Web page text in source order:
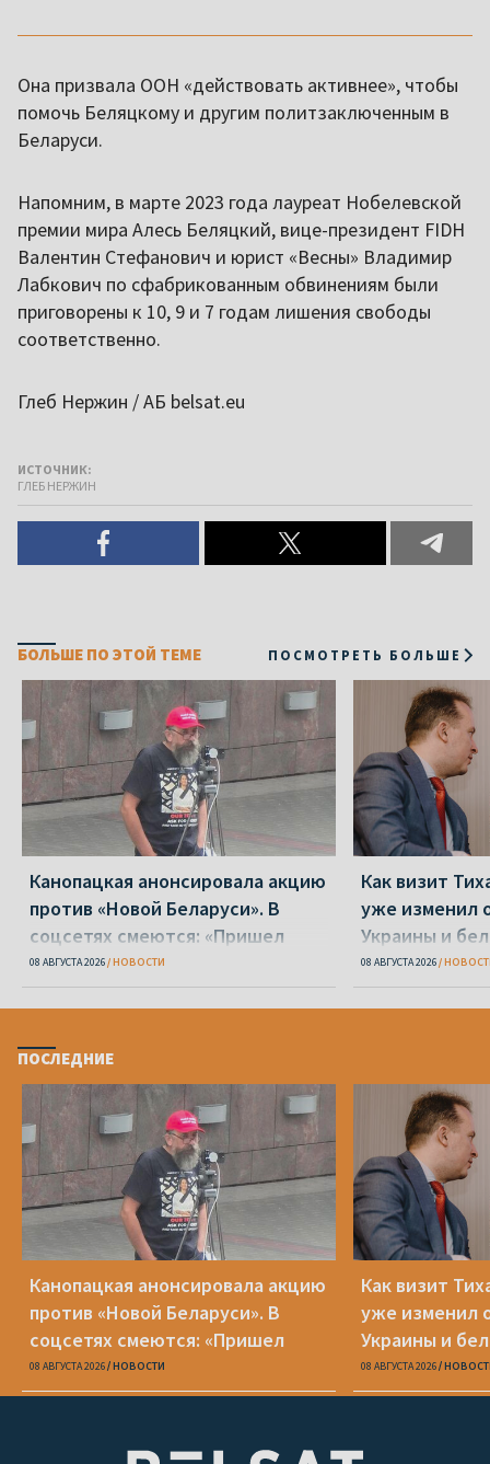
Она призвала ООН «действовать активнее», чтобы
помочь Беляцкому и другим политзаключенным в
Беларуси.
Напомним, в марте 2023 года лауреат Нобелевской
премии мира Алесь Беляцкий, вице-президент FIDH
Валентин Стефанович и юрист «Весны» Владимир
Лабкович по сфабрикованным обвинениям были
приговорены к 10, 9 и 7 годам лишения свободы
соответственно.
Глеб Нержин / АБ belsat.eu
ИСТОЧНИК:
ГЛЕБ НЕРЖИН
БОЛЬШЕ ПО ЭТОЙ ТЕМЕ ПОСМОТРЕТЬ БОЛЬШЕ
Канопацкая анонсировала акцию
против «Новой Беларуси». В
соцсетях смеются: «Пришел
один Петрухин»
08 АВГУСТА 2026 НОВОСТИ
Как визит
уже изменил
Украины и
еще нужно
08 АВГУСТА 2026
ПОСЛЕДНИЕ
Канопацкая анонсировала акцию
против «Новой Беларуси». В
соцсетях смеются: «Пришел
один Петрухин»
08 АВГУСТА 2026 НОВОСТИ
Как визит
уже изменил
Украины и
еще нужно
08 АВГУСТА 2026